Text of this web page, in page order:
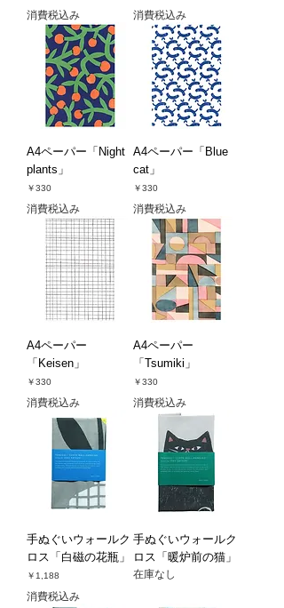
消費税込み 消費税込み
A4ペーパー「Night
plants」
価格
￥330
消費税込み
A4ペーパー「Blue
cat」
価格
￥330
消費税込み
A4ペーパー
「Keisen」
価格
￥330
消費税込み
A4ペーパー
「Tsumiki」
価格
￥330
消費税込み
手ぬぐいウォールク
ロス「白磁の花瓶」
価格
￥1,188
消費税込み
手ぬぐいウォールク
ロス「暖炉前の猫」
在庫なし